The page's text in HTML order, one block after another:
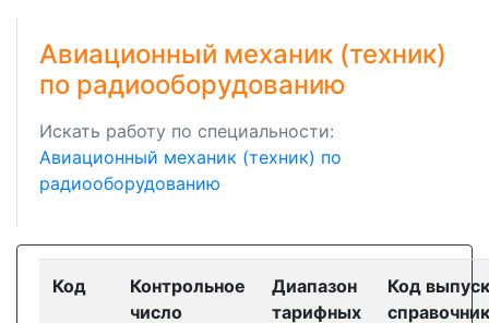
Авиационный механик (техник)
по радиооборудованию
Искать работу по специальности:
Авиационный механик (техник) по
радиооборудованию
Код
Контрольное
число
Диапазон
тарифных
Код